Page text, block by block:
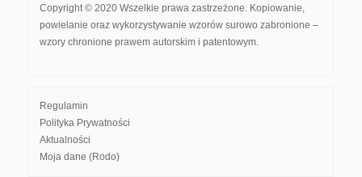
Copyright © 2020 Wszelkie prawa zastrzeżone. Kopiowanie,
powielanie oraz wykorzystywanie wzorów surowo zabronione –
wzory chronione prawem autorskim i patentowym.
Regulamin
Polityka Prywatności
Aktualności
Moja dane (Rodo)